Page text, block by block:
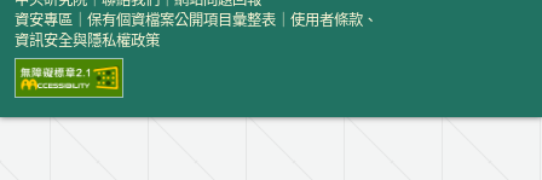
資安專區
保有個資檔案公開項目彙整表
使用者條款、
資訊安全與隱私權政策